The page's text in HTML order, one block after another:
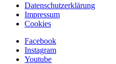
Datenschutzerklärung
Impressum
Cookies
Facebook
Instagram
Youtube